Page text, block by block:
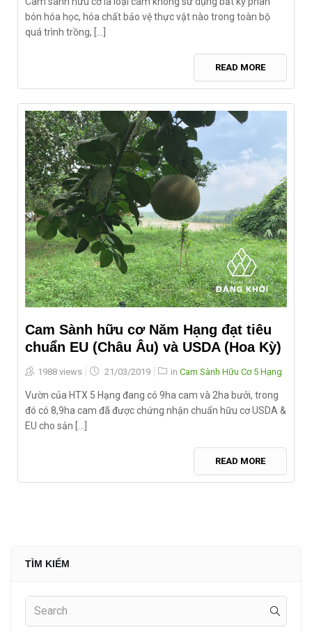
bón hóa học, hóa chất bảo vệ thực vật nào trong toàn bộ
quá trình trồng, [...]
READ MORE
Cam Sành hữu cơ Năm Hạng đạt tiêu
chuẩn EU (Châu Âu) và USDA (Hoa Kỳ)
1988 views
Posted
21/03/2019 in Cam Sành Hữu Cơ 5 Hạng
Vườn của HTX 5 Hạng đang có 9ha cam và 2ha bưởi, trong
đó có 8,9ha cam đã được chứng nhận chuẩn hữu cơ USDA &
EU cho sản [...]
READ MORE
TÌM KIẾM